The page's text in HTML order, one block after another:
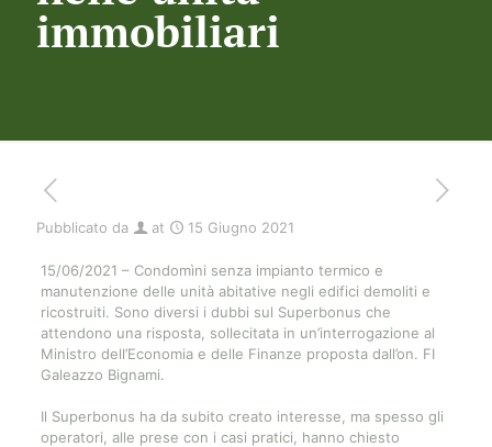
immobiliari
Pubblicato da at 15 Giugno 2021
15/06/2021 – Condomìni senza impianto termico e
manutenzione delle unità abitative negli edifici demoliti e
ricostruiti. Sono diversi i dubbi sul Superbonus che
attendono una risposta, sollecitata in un’interrogazione al
Ministro dell’Economia e delle Finanze proposta dall’on. FI
Galeazzo Bignami.
Il Superbonus ha da subito creato interesse, ma spesso gli
operatori, alle prese con i casi pratici, hanno chiesto